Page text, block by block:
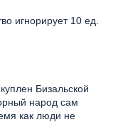
игнорирует 10 ед.
Бизальской
народ сам
как люди не